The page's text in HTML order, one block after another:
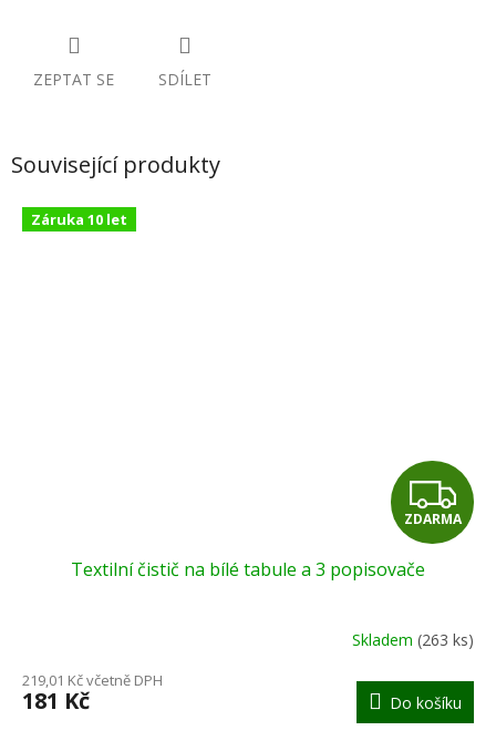
ZEPTAT SE SDÍLET
Související produkty
Záruka 10 let
Z
D
R
M
A
ZDARMA
Textilní čistič na bílé tabule a 3 popisovače
Skladem (263 ks)
219,01 Kč včetně DPH
181 Kč Do košíku